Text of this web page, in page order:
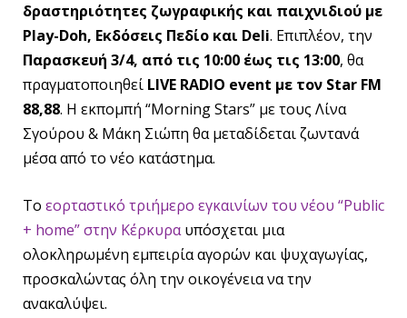
δραστηριότητες ζωγραφικής και παιχνιδιού με
Play-Doh, Εκδόσεις Πεδίο και Deli. Επιπλέον, την
Παρασκευή 3/4, από τις 10:00 έως τις 13:00, θα
πραγματοποιηθεί LIVE RADIO event με τον Star FM
88,88. Η εκπομπή “Morning Stars” με τους Λίνα
Σγούρου & Μάκη Σιώπη θα μεταδίδεται ζωντανά
μέσα από το νέο κατάστημα.
Το εορταστικό τριήμερο εγκαινίων του νέου “Public
+ home” στην Κέρκυραυπόσχεται μια
ολοκληρωμένη εμπειρία αγορών και ψυχαγωγίας,
προσκαλώντας όλη την οικογένεια να την
ανακαλύψει.